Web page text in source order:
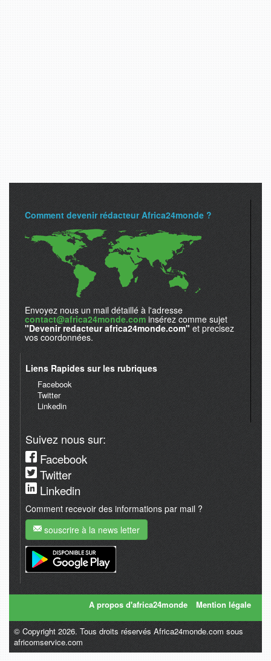
Comment devenir rédacteur Africa24monde ?
Envoyez nous un mail détaillé à l'adresse
contact@africa24monde.com insérez comme sujet
"Devenir redacteur africa24monde.com" et precisez
vos coordonnées.
Liens Rapides sur les rubriques
Facebook
Twitter
Linkedin
Suivez nous sur:
Facebook
Twitter
Linkedin
Comment recevoir des informations par mail ?
souscrire à la news letter
A propos d'africa24monde Mention légale
© Copyright 2026. Tous droits réservés Africa24monde.com sous
africomservice.com